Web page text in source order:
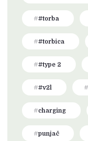
#torba
#torbica
#type 2
#v2l
charging
punjač